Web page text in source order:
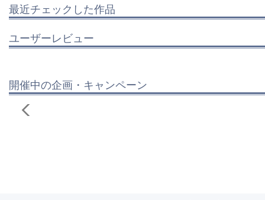
最近チェックした作品
ユーザーレビュー
開催中の企画・キャンペーン